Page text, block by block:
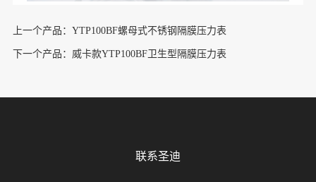
上一个产品：YTP100BF螺母式不锈钢隔膜压力表
下一个产品：威卡款YTP100BF卫生型隔膜压力表
联系圣迪